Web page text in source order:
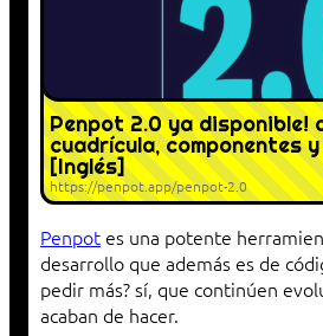
Penpot 2.0 ya disponible!
cuadrícula, componentes
[Inglés]
https://penpot.app/penpot-2.0
Penpot es una potente
desarrollo que además es de
pedir más? sí, que continúen
acaban de hacer.